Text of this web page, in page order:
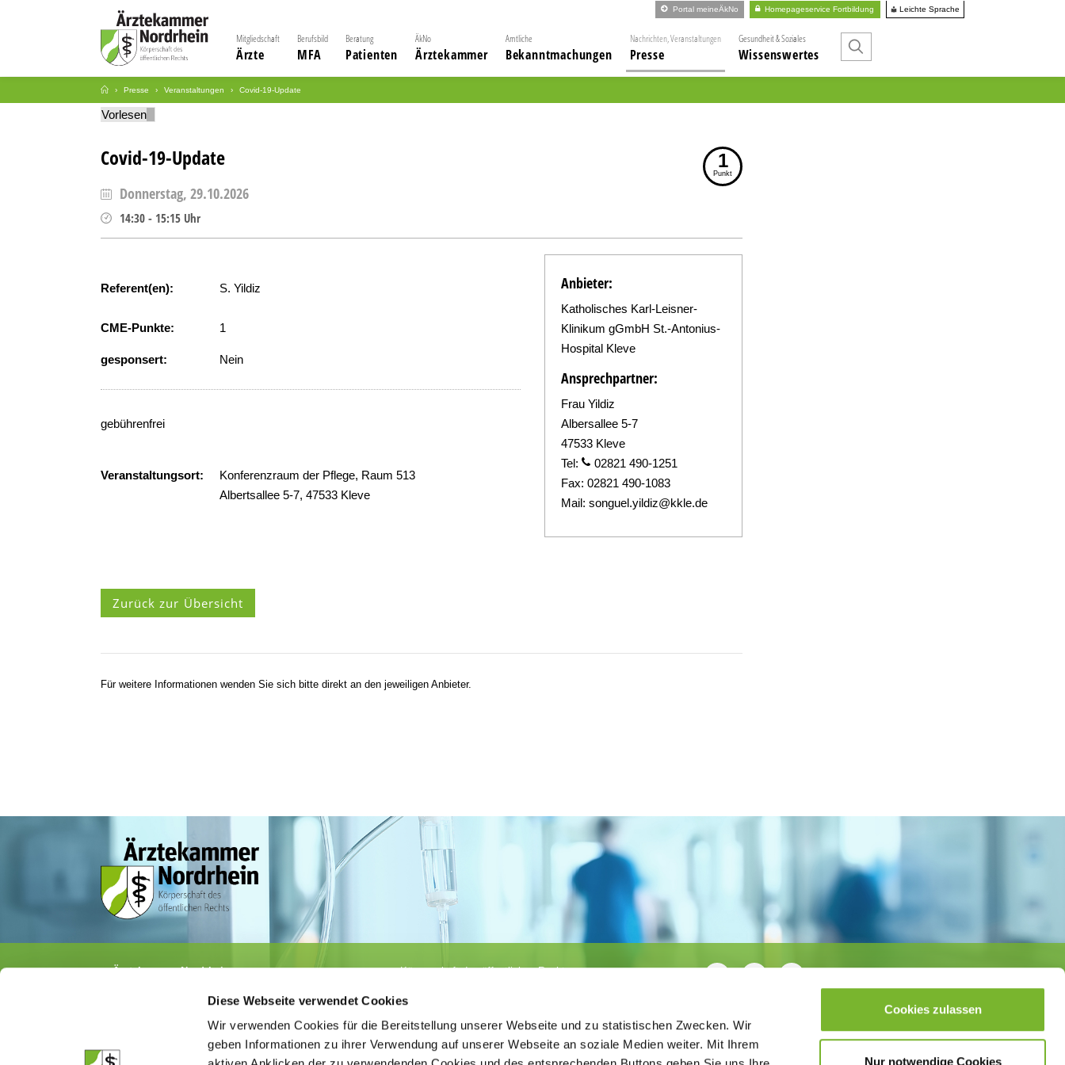
Diese Webseite verwendet Cookies
Wir verwenden Cookies für die Bereitstellung unserer Webseite und zu statistischen Zwecken. Wir
geben Informationen zu ihrer Verwendung auf unserer Webseite an soziale Medien weiter. Mit Ihrem
Cookies zulassen
Nur notwendige Cookies
Portal meineÄkNo Homepageservice Fortbildung Leichte Sprache
Mitgliedschaft
Ärzte
Berufsbild
MFA
Beratung
Patienten
ÄkNo
Ärztekammer
Amtliche
Bekanntmachungen
Nachrichten, Veranstaltungen
Presse
Gesundheit & Soziales
Wissenswertes
Presse Veranstaltungen Covid-19-Update
Vorlesen
Covid-19-Update 1
Punkt
Donnerstag, 29.10.2026
14:30 - 15:15 Uhr
Referent(en): S. Yildiz
CME-Punkte: 1
gesponsert: Nein
gebührenfrei
Veranstaltungsort:
Konferenzraum der Pflege, Raum 513
Albertsallee 5-7, 47533 Kleve
Anbieter:
Katholisches Karl-Leisner-
Klinikum gGmbH St.-Antonius-
Hospital Kleve
Ansprechpartner:
Frau Yildiz
Albersallee 5-7
47533 Kleve
Tel:
02821 490-1251
Fax: 02821 490-1083
Mail: songuel.yildiz@kkle.de
Zurück zur Übersicht
Für weitere Informationen wenden Sie sich bitte direkt an den jeweiligen Anbieter.
Ärztekammer Nordrhein
· Fax 0211 / 4302 2009
aerztekammer@aekno.de
Körperschaft des öffentlichen Rechts